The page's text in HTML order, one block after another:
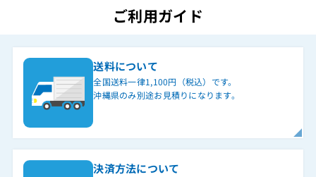
ご利用ガイド
送料について
全国送料一律1,100円（税込）です。
沖縄県のみ別途お見積りになります。
決済方法について